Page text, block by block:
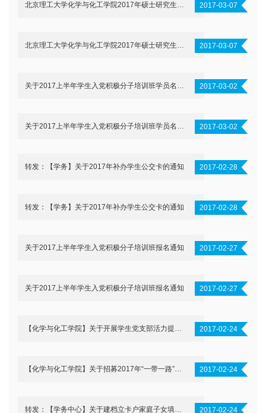
2017-03-07
2017-03-07
2017-03-02
2017-03-02
转发：【学务】关于2017年补办学生公交卡的通知 2017-02-28
转发：【学务】关于2017年补办学生公交卡的通知 2017-02-28
关于2017上半年学生入党积极分子培训班报名通知 2017-02-27
关于2017上半年学生入党积极分子培训班报名通知 2017-02-27
2017-02-24
2017-02-24
2017-02-24